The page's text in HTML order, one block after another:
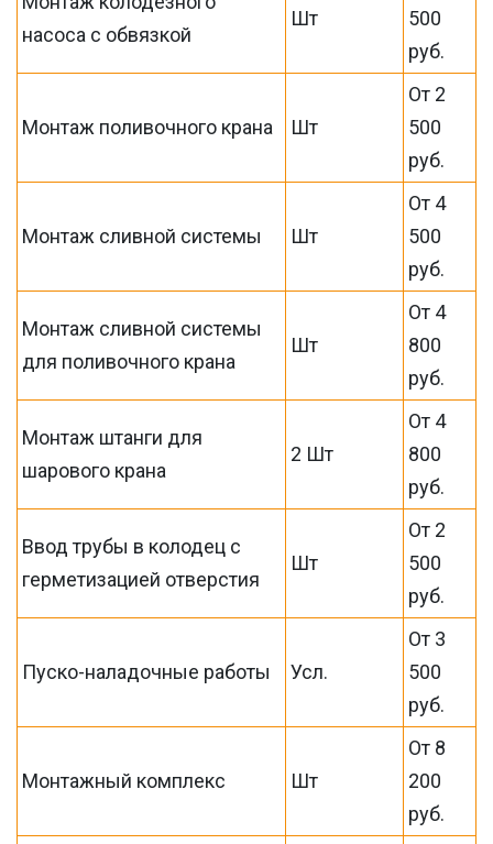
насоса с обвязкой
Шт
500
руб.
Монтаж поливочного крана Шт
От 2
500
руб.
Монтаж сливной системы Шт
От 4
500
руб.
Монтаж сливной системы
для поливочного крана
Шт
От 4
800
руб.
Монтаж штанги для
шарового крана
2 Шт
От 4
800
руб.
Ввод трубы в колодец с
герметизацией отверстия
Шт
От 2
500
руб.
Пуско-наладочные работы Усл.
От 3
500
руб.
Монтажный комплекс Шт
От 8
200
руб.